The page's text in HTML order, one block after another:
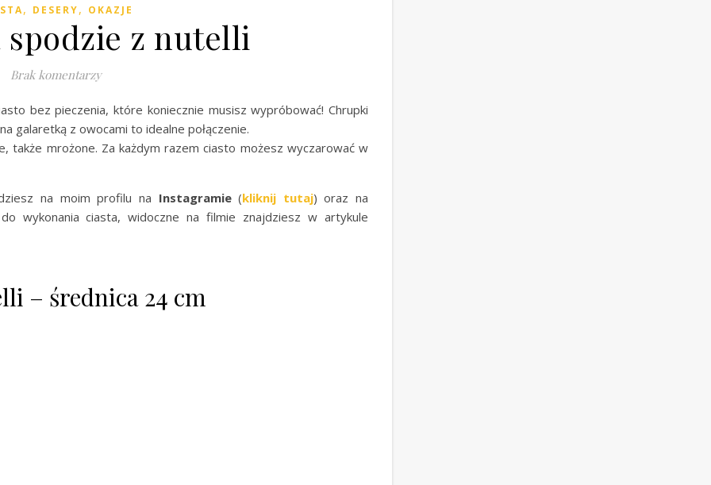
, DESERY, OKAZJE
z nutelli
Brak komentarzy
bez pieczenia, które koniecznie musisz wypróbować! Chrupki
galaretką z owocami to idealne połączenie.
także mrożone. Za każdym razem ciasto możesz wyczarować w
na moim profilu na Instagramie(kliknij tutaj) oraz na
wykonania ciasta, widoczne na filmie znajdziesz w artykule
– średnica 24 cm